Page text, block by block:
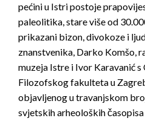
pećini u Istri postoje
paleolitika, stare više od
prikazani bizon, divokoze i
znanstvenika, Darko Komšo,
muzeja Istre i Ivor Karavanić
Filozofskog fakulteta u
objavljenog u travanjskom
svjetskih arheoloških časopisa